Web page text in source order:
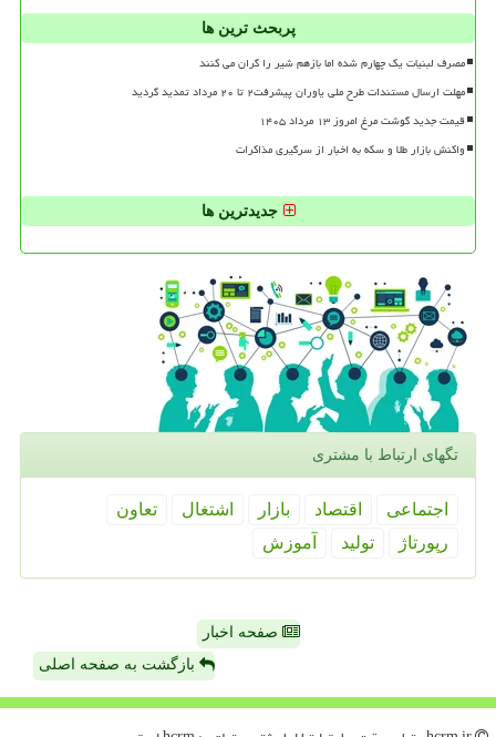
پربحث ترین ها
مصرف لبنیات یک چهارم شده اما بازهم شیر را گران می کنند
مهلت ارسال مستندات طرح ملی یاوران پیشرفت۲ تا ۲۰ مرداد تمدید گردید
قیمت جدید گوشت مرغ امروز ۱۳ مرداد ۱۴۰۵
واکنش بازار طلا و سکه به اخبار از سرگیری مذاکرات
جدیدترین ها
تگهای ارتباط با مشتری
اجتماعی اقتصاد بازار اشتغال
تعاون
رپورتاژ
تولید آموزش
صفحه اخبار
بازگشت به صفحه اصلی